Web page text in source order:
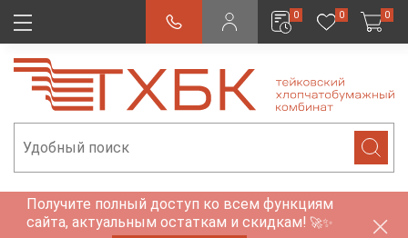
0 0 0
Получите полный доступ ко всем функциям
сайта, актуальным остаткам и скидкам! 🚀✨